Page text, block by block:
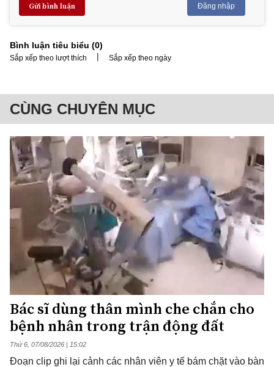
Gửi bình luận Đăng nhập
Bình luận tiêu biểu (0)
Sắp xếp theo lượt thích | Sắp xếp theo ngày
CÙNG CHUYÊN MỤC
Bác sĩ dùng thân mình che chắn cho
bệnh nhân trong trận động đất
Thứ 6, 07/08/2026 | 15:02
Đoạn clip ghi lại cảnh các nhân viên y tế bám chặt vào bàn